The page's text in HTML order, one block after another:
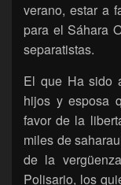
verano, estar a
para el Sáhara
separatistas.
El que Ha sido
hijos y esposa
favor de la
miles de
de la
Polisario, los